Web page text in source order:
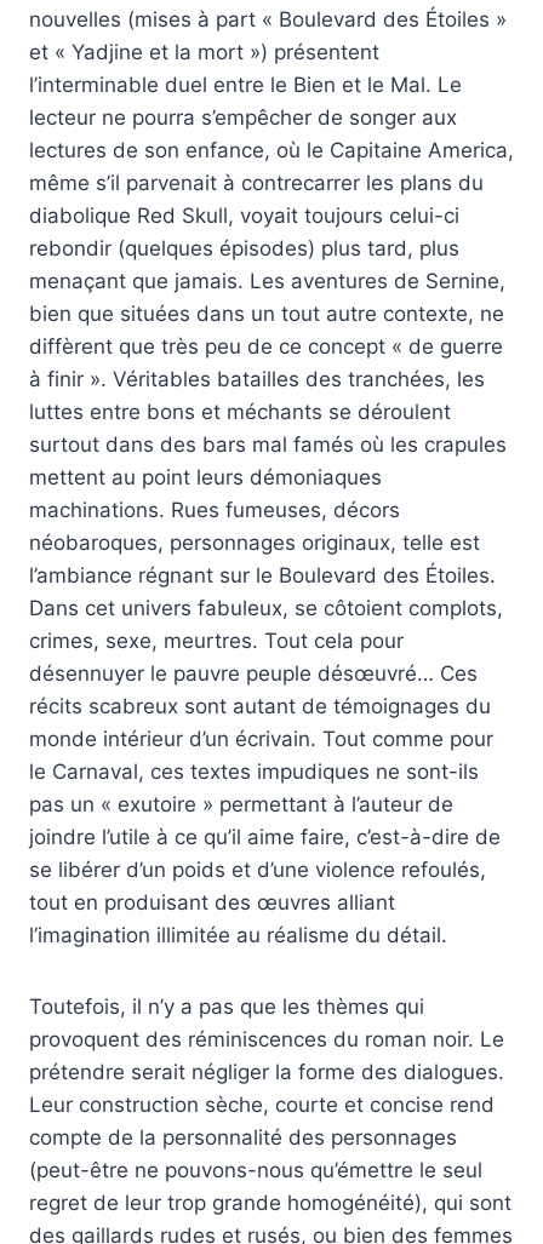
nouvelles (mises à part « Boulevard des Étoiles »
et « Yadjine et la mort ») présentent
l’interminable duel entre le Bien et le Mal. Le
lecteur ne pourra s’empêcher de songer aux
lectures de son enfance, où le Capitaine America,
même s’il parvenait à contrecarrer les plans du
diabolique Red Skull, voyait toujours celui-ci
rebondir (quelques épisodes) plus tard, plus
menaçant que jamais. Les aventures de Sernine,
bien que situées dans un tout autre contexte, ne
diffèrent que très peu de ce concept « de guerre
à finir ». Véritables batailles des tranchées, les
luttes entre bons et méchants se déroulent
surtout dans des bars mal famés où les crapules
mettent au point leurs démoniaques
machinations. Rues fumeuses, décors
néobaroques, personnages originaux, telle est
l’ambiance régnant sur le Boulevard des Étoiles.
Dans cet univers fabuleux, se côtoient complots,
crimes, sexe, meurtres. Tout cela pour
désennuyer le pauvre peuple désœuvré… Ces
récits scabreux sont autant de témoignages du
monde intérieur d’un écrivain. Tout comme pour
le Carnaval, ces textes impudiques ne sont-ils
pas un « exutoire » permettant à l’auteur de
joindre l’utile à ce qu’il aime faire, c’est-à-dire de
se libérer d’un poids et d’une violence refoulés,
tout en produisant des œuvres alliant
l’imagination illimitée au réalisme du détail.
Toutefois, il n’y a pas que les thèmes qui
provoquent des réminiscences du roman noir. Le
prétendre serait négliger la forme des dialogues.
Leur construction sèche, courte et concise rend
compte de la personnalité des personnages
(peut-être ne pouvons-nous qu’émettre le seul
regret de leur trop grande homogénéité), qui sont
des gaillards rudes et rusés, ou bien des femmes